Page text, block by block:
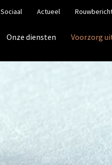
Sociaal Actueel
Onze diensten Voorzorg